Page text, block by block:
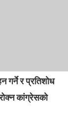
गर्ने र प्रतिशोध
कांग्रेसको